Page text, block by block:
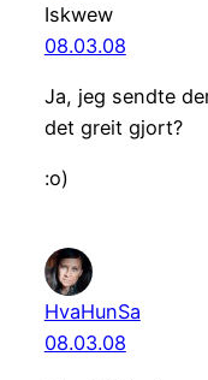
Iskwew
08.03.08
Ja, jeg sendte
det greit gjort?
:o)
HvaHunSa
08.03.08